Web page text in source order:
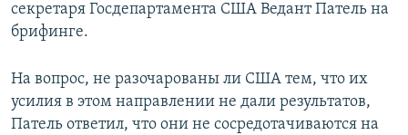
секретаря Госдепартамента США Ведант Патель на
брифинге.
На вопрос, не разочарованы ли США тем, что их
усилия в этом направлении не дали результатов,
Патель ответил, что они не сосредотачиваются на